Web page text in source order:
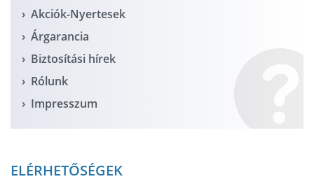
Akciók-Nyertesek
Árgarancia
Biztosítási hírek
Rólunk
Impresszum
ELÉRHETŐSÉGEK